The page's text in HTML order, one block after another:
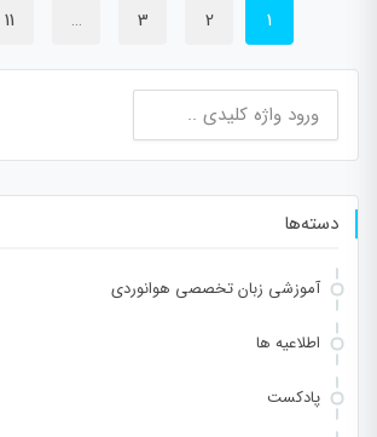
1
2
3
…
11
برای:
دسته‌ها
آموزشی زبان تخصصی هوانوردی
اطلاعیه ها
پادکست